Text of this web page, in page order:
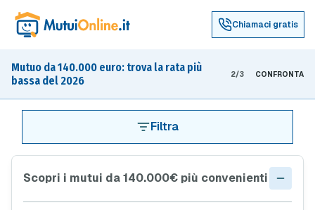
Chiamaci gratis
Mutuo da 140.000 euro: trova la rata più
bassa del 2026
2/3 CONFRONTA
Filtra
Scopri i mutui da 140.000€ più convenienti